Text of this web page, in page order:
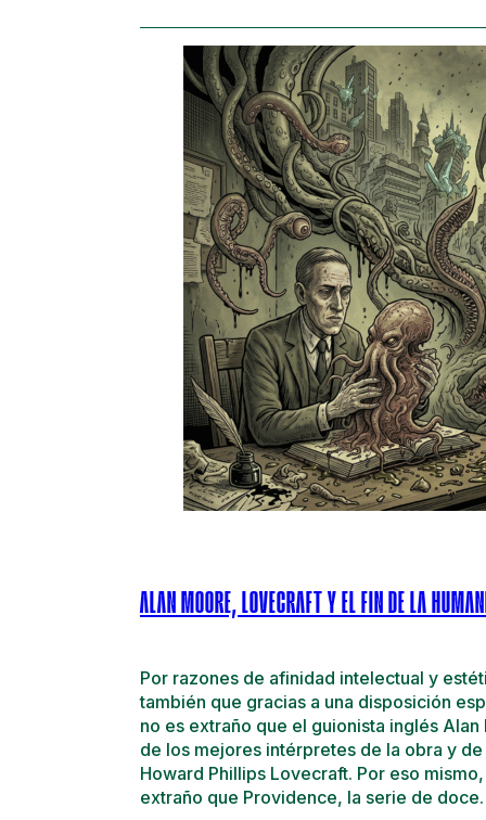
ALAN MOORE, LOVECRAFT Y EL FIN DE LA
Por razones de afinidad intelectual y
también que gracias a una disposición
no es extraño que el guionista inglés Alan
de los mejores intérpretes de la obra y
Howard Phillips Lovecraft. Por eso
extraño que Providence, la serie de